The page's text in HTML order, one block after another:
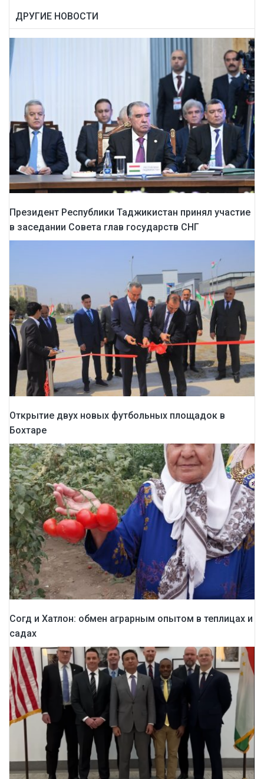
ДРУГИЕ НОВОСТИ
Президент Республики Таджикистан принял участие
в заседании Совета глав государств СНГ
Открытие двух новых футбольных площадок в
Бохтаре
Согд и Хатлон: обмен аграрным опытом в теплицах и
садах